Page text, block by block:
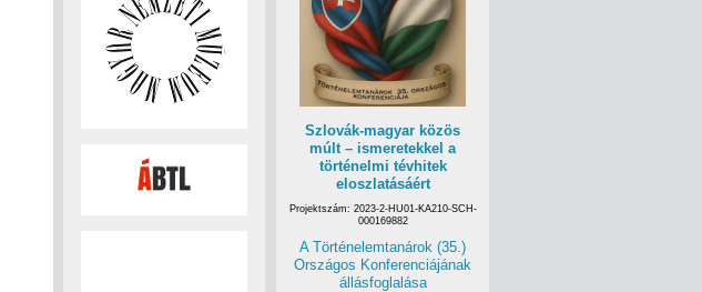
Szlovák-magyar közös
múlt – ismeretekkel a
történelmi tévhitek
eloszlatásáért
Projektszám: 2023-2-HU01-KA210-SCH-
000169882
A Történelemtanárok (35.)
Országos Konferenciájának
állásfoglalása